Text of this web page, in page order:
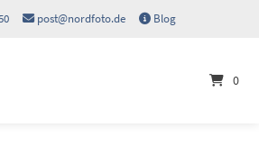
post@nordfoto.de Blog
0